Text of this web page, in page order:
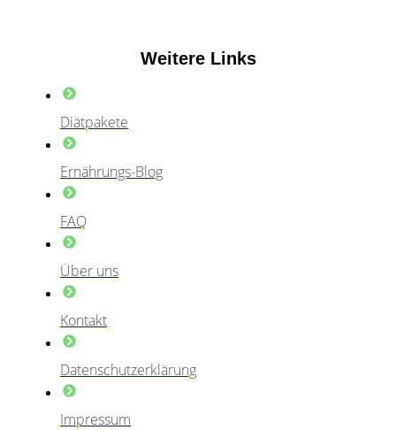
Weitere Links
Diätpakete
Ernährungs-Blog
FAQ
Über uns
Kontakt
Datenschutzerklärung
Impressum